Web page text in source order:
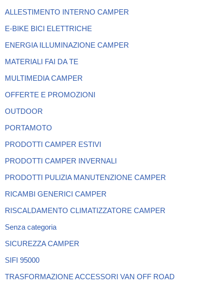
ALLESTIMENTO INTERNO CAMPER
E-BIKE BICI ELETTRICHE
ENERGIA ILLUMINAZIONE CAMPER
MATERIALI FAI DA TE
MULTIMEDIA CAMPER
OFFERTE E PROMOZIONI
OUTDOOR
PORTAMOTO
PRODOTTI CAMPER ESTIVI
PRODOTTI CAMPER INVERNALI
PRODOTTI PULIZIA MANUTENZIONE CAMPER
RICAMBI GENERICI CAMPER
RISCALDAMENTO CLIMATIZZATORE CAMPER
Senza categoria
SICUREZZA CAMPER
SIFI 95000
TRASFORMAZIONE ACCESSORI VAN OFF ROAD